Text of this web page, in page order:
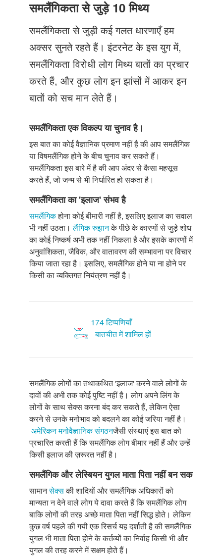
Just Poocho
संपर्क करें
समलैंगिकता से जुड़े 10 मिथ्य
समलैंगिकता से जुड़ी कई गलत धारणाएँ हम
अक्सर सुनते रहते हैं। इंटरनेट के इस युग में,
समलैंगिकता विरोधी लोग मिथ्य बातों का प्रचार
करते हैं, और कुछ लोग इन झांसों में आकर इन
बातों को सच मान लेते हैं।
समलैंगिकता एक विकल्प या चुनाव है।
इस बात का कोई वैज्ञानिक प्रमाण नहीं है की आप समलैंगिक
या विषमलैंगिक होने के बीच चुनाव कर सकते हैं।
समलैंगिकता इस बारे में है की आप अंदर से कैसा महसूस
करते हैं, जो जन्म से भी निर्धारित हो सकता है।
समलैंगिकता का 'इलाज' संभव है
समलैंगिकहोना कोई बीमारी नहीं है, इसलिए इलाज का सवाल
भी नहीं उठता।लैंगिक रुझानके पीछे के कारणों से जुड़े शोध
का कोई निष्कर्ष अभी तक नहीं निकला है और इसके कारणों में
अनुवांशिकता, जैविक, और वातावरण की सम्भावना पर विचार
किया जाता रहा है। इसलिए, समलैंगिक होने या ना होने पर
किसी का व्यक्तिगत नियंत्रण नहीं है।
174 टिप्पणियाँ
बातचीत में शामिल हों
समलैंगिक लोगों का तथाकथित 'इलाज' करने वाले लोगों के
दावों की अभी तक कोई पुष्टि नहीं है। लोग अपने लिंग के
लोगों के साथ सेक्स करना बंद कर सकते हैं, लेकिन ऐसा
करने से उनके मनोभाव को बदलने का कोई जरिया नहीं है।
अमेरिकन मनोवैज्ञानिक संगठनजैसी संस्थाएं इस बात को
प्रचारित करती हैं कि समलैंगिक लोग बीमार नहीं हैं और उन्हें
किसी इलाज की ज़रूरत नहीं है।
समलैंगिक और लेस्बियन युगल माता पिता नहीं बन सकते
सामानसेक्सकी शादियों और समलैंगिक अधिकारों को
मान्यता न देने वाले लोग ये दावा करते हैं कि समलैंगिक लोग
बाकि लोगों की तरह अच्छे माता पिता नहीं सिद्ध होते। लेकिन
कुछ वर्ष पहले की गयी एक रिसर्च यह दर्शाती है की समलैंगिक
युगल भी माता पिता होने के कर्तव्यों का निर्वाह किसी भी और
युगल की तरह करने में सक्षम होते हैं।